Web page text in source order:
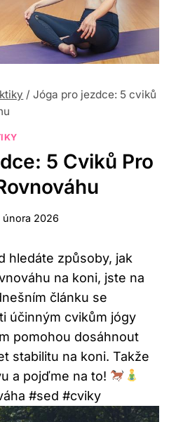
/ Jóga pro jezdce: 5 cviků
5 Cviků Pro
února 2026
hledáte způsoby, jak
na koni, jste na
článku se
účinným cvikům jógy
pomohou dosáhnout
stabilitu na koni. Takže
a pojďme na to!
#sed #cviky